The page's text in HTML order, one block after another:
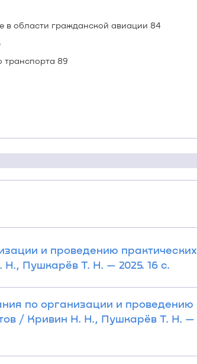
в области гражданской авиации 84
транспорта 89
и проведению практических
Пушкарёв Т. Н. — 2025. 16 с.
по организации и проведению
/ Кривин Н. Н., Пушкарёв Т. Н. —